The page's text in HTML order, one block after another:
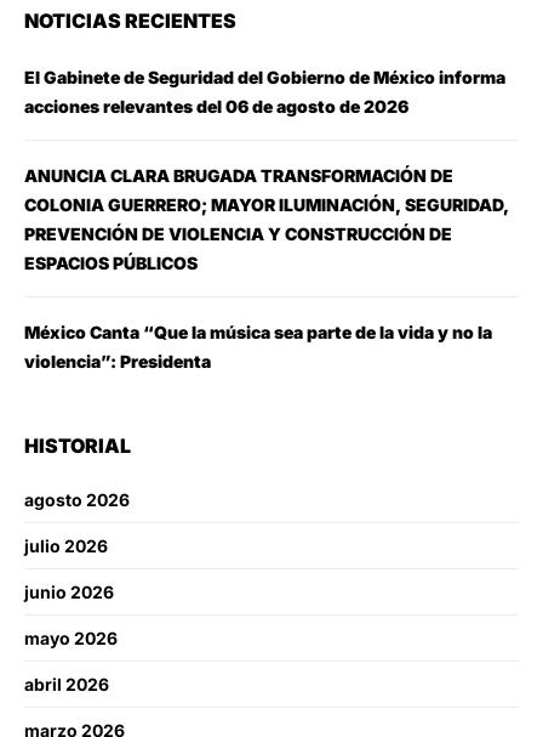
NOTICIAS RECIENTES
El Gabinete de Seguridad del Gobierno de México informa
acciones relevantes del 06 de agosto de 2026
ANUNCIA CLARA BRUGADA TRANSFORMACIÓN DE
COLONIA GUERRERO; MAYOR ILUMINACIÓN, SEGURIDAD,
PREVENCIÓN DE VIOLENCIA Y CONSTRUCCIÓN DE
ESPACIOS PÚBLICOS
México Canta “Que la música sea parte de la vida y no la
violencia”: Presidenta
HISTORIAL
agosto 2026
julio 2026
junio 2026
mayo 2026
abril 2026
marzo 2026